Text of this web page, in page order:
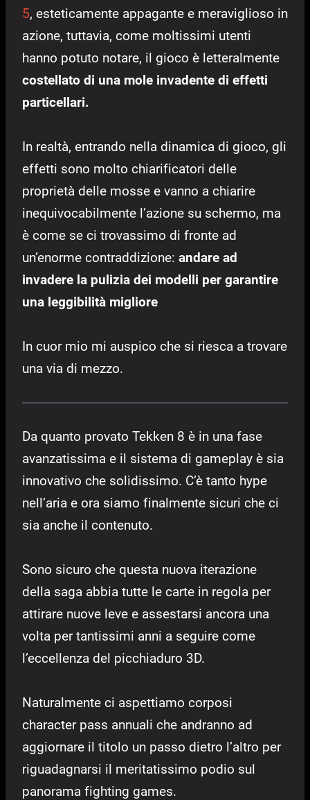
5, esteticamente appagante e meraviglioso in
azione, tuttavia, come moltissimi utenti
hanno potuto notare, il gioco è letteralmente
costellato di una mole invadente di effetti
particellari.
In realtà, entrando nella dinamica di gioco, gli
effetti sono molto chiarificatori delle
proprietà delle mosse e vanno a chiarire
inequivocabilmente l’azione su schermo, ma
è come se ci trovassimo di fronte ad
un’enorme contraddizione: andare ad
invadere la pulizia dei modelli per garantire
una leggibilità migliore
In cuor mio mi auspico che si riesca a trovare
una via di mezzo.
Da quanto provato Tekken 8 è in una fase
avanzatissima e il sistema di gameplay è sia
innovativo che solidissimo. C’è tanto hype
nell’aria e ora siamo finalmente sicuri che ci
sia anche il contenuto.
Sono sicuro che questa nuova iterazione
della saga abbia tutte le carte in regola per
attirare nuove leve e assestarsi ancora una
volta per tantissimi anni a seguire come
l’eccellenza del picchiaduro 3D.
Naturalmente ci aspettiamo corposi
character pass annuali che andranno ad
aggiornare il titolo un passo dietro l’altro per
riguadagnarsi il meritatissimo podio sul
panorama fighting games.